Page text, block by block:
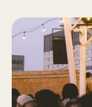
Esplanade